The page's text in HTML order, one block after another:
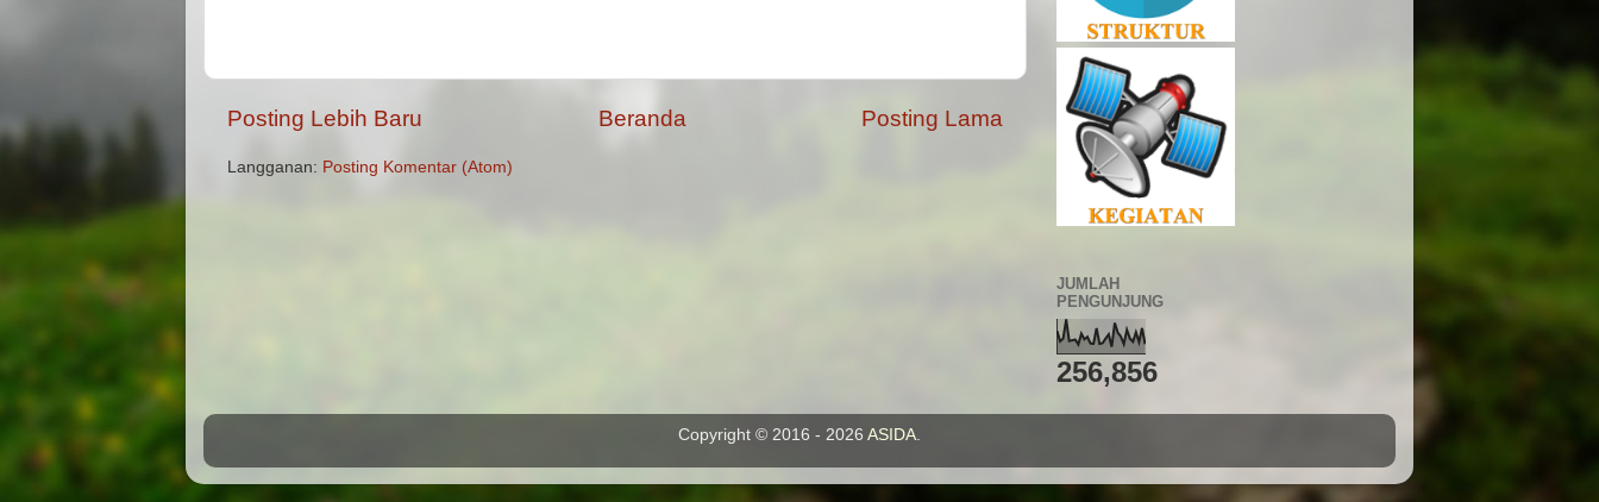
Posting Lebih Baru Posting Lama
Beranda
Langganan: Posting Komentar (Atom)
JUMLAH
PENGUNJUNG
256,856
Copyright © 2016 - 2026 ASIDA